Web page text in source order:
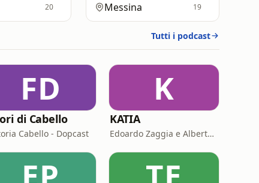
20 Messina 19
Tutti i podcast
FD
di Cabello
Cabello - Dopcast
K
KATIA
Edoardo Zaggia e Alberto Sacco